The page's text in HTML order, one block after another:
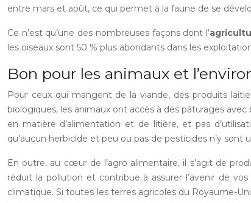
entre mars et août, ce qui permet à la faune de se
Ce n’est qu’une des nombreuses façons dont l’
les oiseaux sont 50 % plus abondants dans les
Bon pour les animaux et
Pour ceux qui mangent de la viande, des produits
biologiques, les animaux ont accès à des pâturages
en matière d’alimentation et de litière, et pas
qu’aucun herbicide et peu ou pas de pesticides n’y sont
En outre, au cœur de l’agro alimentaire, il s’agit de
réduit la pollution et contribue à assurer l’avenir de
climatique. Si toutes les terres agricoles du Royaume-